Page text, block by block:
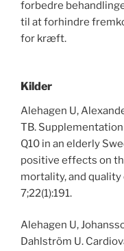
forbedre
til at forhindre
for kræft.
Kilder
Alehagen U,
TB.
Q10 in an elderly
positive effects on
mortality, and
7;22(1):191.
Alehagen U,
Dahlström U.